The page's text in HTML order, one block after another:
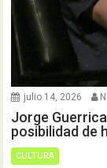
julio 14, 2026
Jorge
posibilidad de
CULTURA